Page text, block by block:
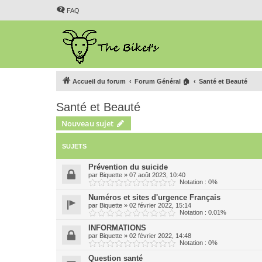
FAQ
Accueil du forum Forum Général 🏠 Santé et Beauté
Santé et Beauté
Nouveau sujet
SUJETS
Prévention du suicide
par Biquette » 07 août 2023, 10:40
Notation : 0%
Numéros et sites d'urgence Français
par Biquette » 02 février 2022, 15:14
Notation : 0.01%
INFORMATIONS
par Biquette » 02 février 2022, 14:48
Notation : 0%
Question santé